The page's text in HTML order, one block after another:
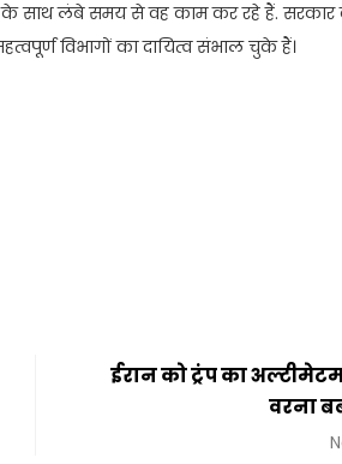
के साथ लंबे समय से वह काम कर रहे हैं.
विभागों का दायित्व संभाल चुके हैं।
ईरान को ट्रंप का
वरना